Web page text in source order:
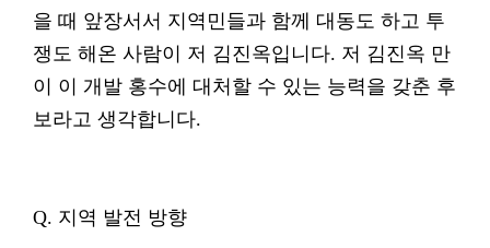
을 때 앞장서서 지역민들과 함께 대동도 하고 투
쟁도 해온 사람이 저 김진옥입니다. 저 김진옥 만
이 이 개발 홍수에 대처할 수 있는 능력을 갖춘 후
보라고 생각합니다.
Q. 지역 발전 방향